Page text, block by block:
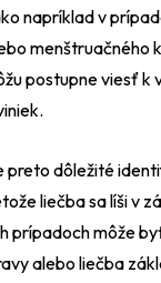
napríklad v
menštruačného
postupne viesť k
preto dôležité
liečba sa líši v
prípadoch môže
alebo liečba